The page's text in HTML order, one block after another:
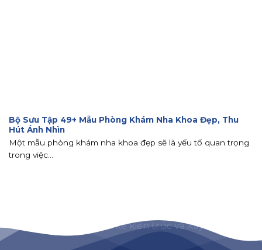
Bộ Sưu Tập 49+ Mẫu Phòng Khám Nha Khoa Đẹp, Thu
Hút Ánh Nhìn
Một mẫu phòng khám nha khoa đẹp sẽ là yếu tố quan trọng
trong việc...